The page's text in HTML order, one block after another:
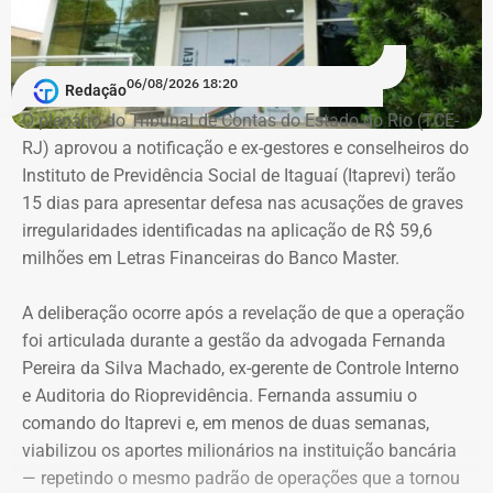
a profissão de empresário.
Em documento de consulta pública da Casa da Moeda do
Brasil, Alex Ofredi Melim aparece como representante da
Melim Corretora de Seguros Ltda., empresa que atua no
setor de seguros e planos de saúde.
Declaração de bens de Alex Melim em 2026 — Foto:
Reprodução/Divulgacand
Redação06/08/2026 18:20
O plenário do Tribunal de Contas do Estado do Rio (TCE-
RJ) aprovou a notificação e ex-gestores e conselheiros do
Instituto de Previdência Social de Itaguaí (Itaprevi) terão
15 dias para apresentar defesa nas acusações de graves
irregularidades identificadas na aplicação de R$ 59,6
milhões em Letras Financeiras do Banco Master.
A deliberação ocorre após a revelação de que a operação
foi articulada durante a gestão da advogada Fernanda
Pereira da Silva Machado, ex-gerente de Controle Interno
e Auditoria do Rioprevidência. Fernanda assumiu o
comando do Itaprevi e, em menos de duas semanas,
viabilizou os aportes milionários na instituição bancária
— repetindo o mesmo padrão de operações que a tornou